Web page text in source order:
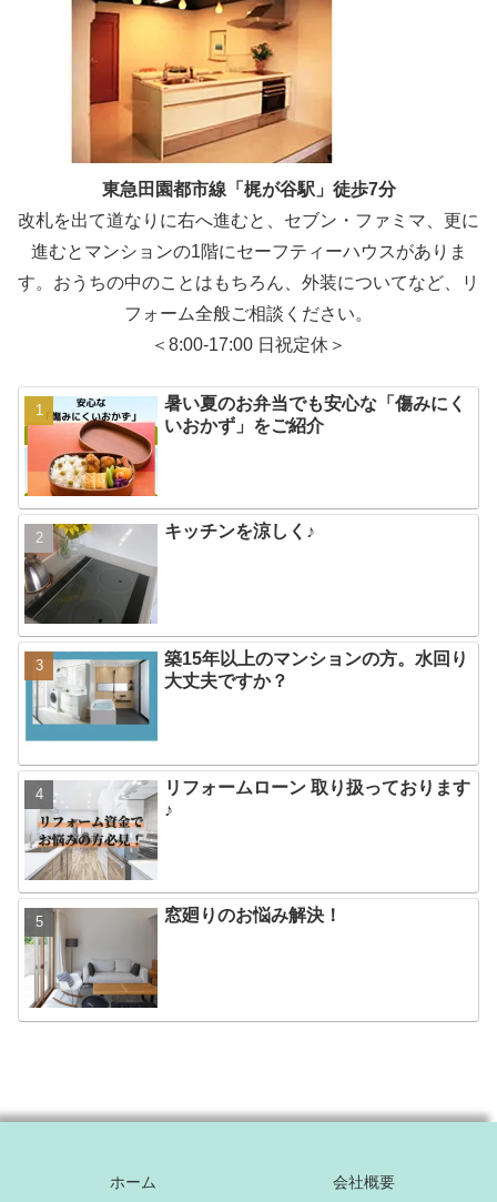
東急田園都市線「梶が谷駅」徒歩7分
改札を出て道なりに右へ進むと、セブン・ファミマ、更に
進むとマンションの1階にセーフティーハウスがありま
す。おうちの中のことはもちろん、外装についてなど、リ
フォーム全般ご相談ください。
＜8:00-17:00 日祝定休＞
暑い夏のお弁当でも安心な「傷みにく
いおかず」をご紹介
キッチンを涼しく♪
築15年以上のマンションの方。水回り
大丈夫ですか？
リフォームローン 取り扱っております
♪
窓廻りのお悩み解決！
ホーム 会社概要